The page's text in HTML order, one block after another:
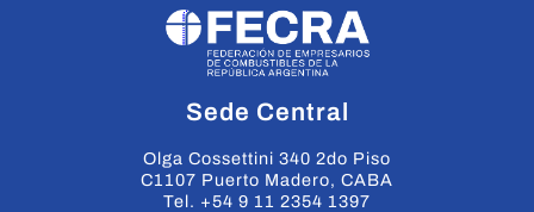
Sede Central
Olga Cossettini 340 2do Piso
C1107 Puerto Madero, CABA
Tel. +54 9 11 2354 1397